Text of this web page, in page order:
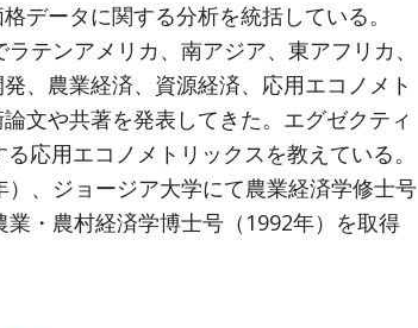
データに関する分析を統括している。
テンアメリカ、南アジア、東アフリカ、
、農業経済、資源経済、応用エコノメト
文や共著を発表してきた。エグゼクティ
応用エコノメトリックスを教えている。
、ジョージア大学にて農業経済学修士号
業・農村経済学博士号（1992年）を取得